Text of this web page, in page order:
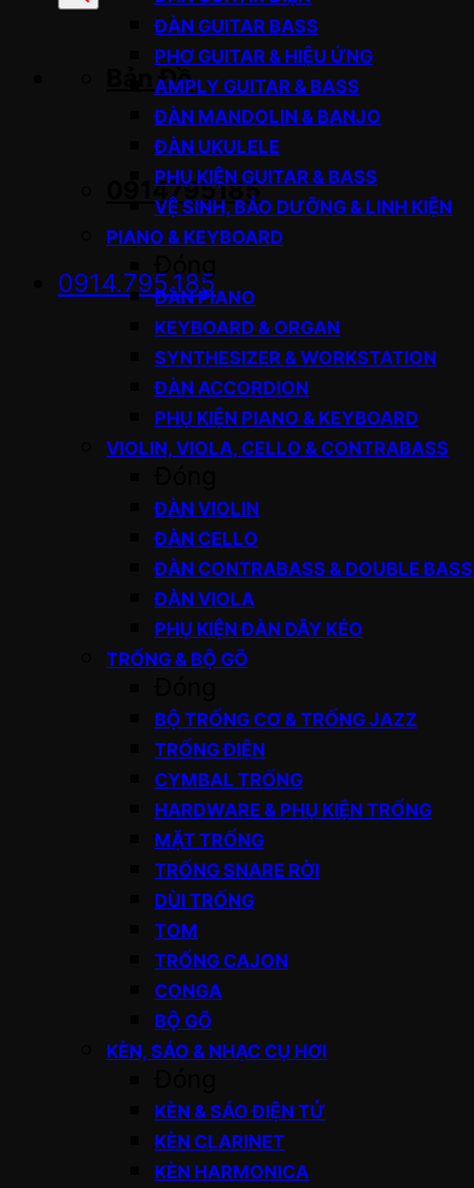
Bản Đồ
0914795185
0914.795.185
ĐÀN GUITAR BASS
PHƠ GUITAR & HIỆU ỨNG
AMPLY GUITAR & BASS
ĐÀN MANDOLIN & BANJO
ĐÀN UKULELE
PHỤ KIỆN GUITAR & BASS
VỆ SINH, BẢO DƯỠNG & LINH KIỆN
PIANO & KEYBOARD
ĐÀN PIANO
KEYBOARD & ORGAN
SYNTHESIZER & WORKSTATION
ĐÀN ACCORDION
PHỤ KIỆN PIANO & KEYBOARD
VIOLIN, VIOLA, CELLO & CONTRABASS
ĐÀN VIOLIN
ĐÀN CELLO
ĐÀN CONTRABASS & DOUBLE BASS
ĐÀN VIOLA
PHỤ KIỆN ĐÀN DÂY KÉO
TRỐNG & BỘ GÕ
BỘ TRỐNG CƠ & TRỐNG JAZZ
TRỐNG ĐIỆN
CYMBAL TRỐNG
HARDWARE & PHỤ KIỆN TRỐNG
MẶT TRỐNG
TRỐNG SNARE RỜI
DÙI TRỐNG
TOM
TRỐNG CAJON
CONGA
BỘ GÕ
KÈN, SÁO & NHẠC CỤ HƠI
KÈN & SÁO ĐIỆN TỬ
KÈN CLARINET
KÈN HARMONICA